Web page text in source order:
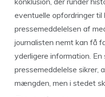
eventuelle opfordringer til
pressemeddelelsen af
journalisten nemt kan få
yderligere information.
pressemeddelelse sikrer,
mængden, men i stedet